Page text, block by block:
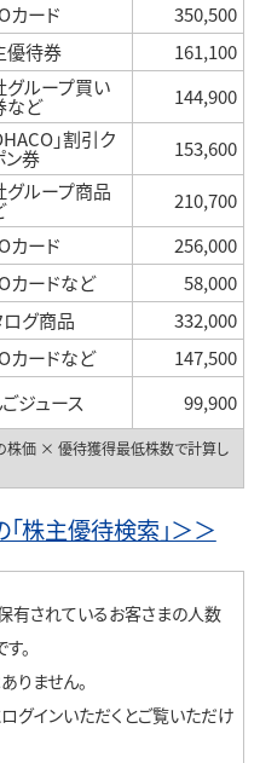
カード
350,500
優待券
161,100
グループ買い
など 144,900
」割引ク
ン券 153,600
グループ商品
210,700
カード
256,000
カードなど
58,000
ログ商品
332,000
カードなど
147,500
ジュース 99,900
価 × 優待獲得最低株数で計算し
株主優待検索」＞＞
有されているお客さまの人数
。
りません。
グインいただくとご覧いただけ